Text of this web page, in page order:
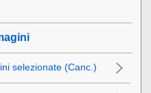
selezionate (Canc.)